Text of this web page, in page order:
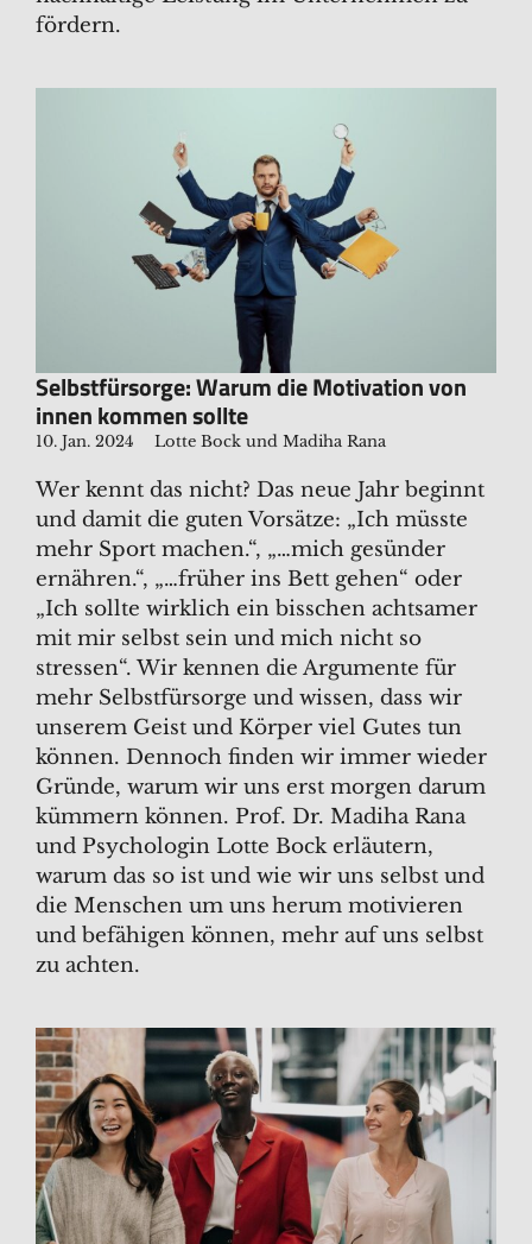
fördern.
Selbstfürsorge: Warum die Motivation von
innen kommen sollte
10. Jan. 2024 Lotte Bock und Madiha Rana
Wer kennt das nicht? Das neue Jahr beginnt
und damit die guten Vorsätze: „Ich müsste
mehr Sport machen.“, „…mich gesünder
ernähren.“, „…früher ins Bett gehen“ oder
„Ich sollte wirklich ein bisschen achtsamer
mit mir selbst sein und mich nicht so
stressen“. Wir kennen die Argumente für
mehr Selbstfürsorge und wissen, dass wir
unserem Geist und Körper viel Gutes tun
können. Dennoch finden wir immer wieder
Gründe, warum wir uns erst morgen darum
kümmern können. Prof. Dr. Madiha Rana
und Psychologin Lotte Bock erläutern,
warum das so ist und wie wir uns selbst und
die Menschen um uns herum motivieren
und befähigen können, mehr auf uns selbst
zu achten.